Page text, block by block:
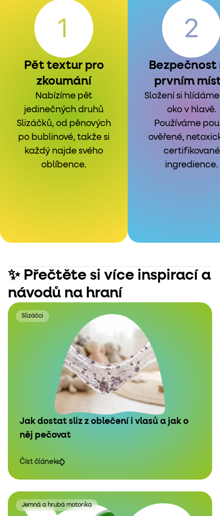
Pět textur pro
zkoumání
Nabízíme pět
jedinečných druhů
Slizáčků, od pěnových
po bublinové, takže si
každý najde svého
oblíbence.
Bezpečnost
prvním
Složení si
oko v hlavě.
Používáme
ověřené,
certifikované
ingredience.
✨ Přečtěte si více inspirací a
návodů na hraní
Slizáčci
Jak dostat sliz z oblečení i vlasů a jak o
něj pečovat
Číst článek
Jemná a hrubá motorika